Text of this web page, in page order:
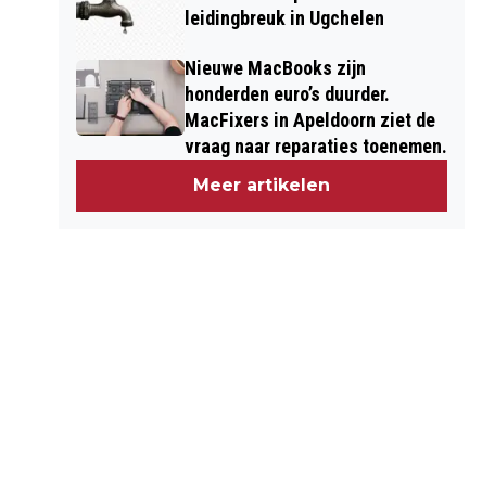
leidingbreuk in Ugchelen
Nieuwe MacBooks zijn
honderden euro’s duurder.
MacFixers in Apeldoorn ziet de
vraag naar reparaties toenemen.
Meer artikelen